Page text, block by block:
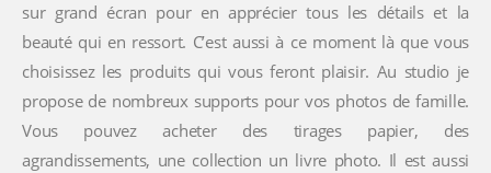
sur grand écran pour en apprécier tous les détails et la
beauté qui en ressort. C’est aussi à ce moment là que vous
choisissez les produits qui vous feront plaisir. Au studio je
propose de nombreux supports pour vos photos de famille.
Vous pouvez acheter des tirages papier, des
agrandissements, une collection un livre photo. Il est aussi